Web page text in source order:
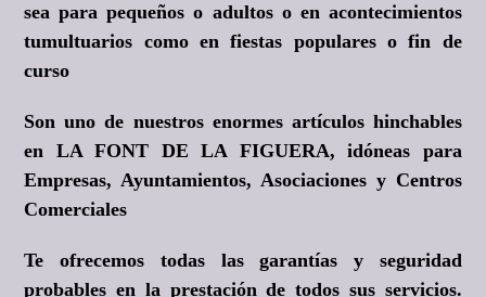
sea para pequeños o adultos o en acontecimientos
tumultuarios como en fiestas populares o fin de
curso
Son uno de nuestros enormes artículos hinchables
en LA FONT DE LA FIGUERA, idóneas para
Empresas, Ayuntamientos, Asociaciones y Centros
Comerciales
Te ofrecemos todas las garantías y seguridad
probables en la prestación de todos sus servicios.